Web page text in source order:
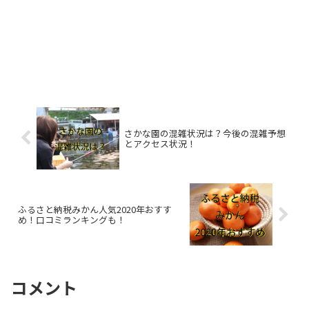
さかな園の混雑状況は？今後の混雑予想
とアクセス状況！
ふるさと納税みかん人気2020年おすす
め！口コミランキングも！
コメント